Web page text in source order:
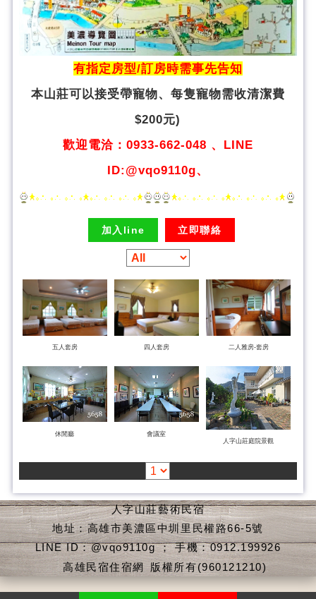
有指定房型/訂房時需事先告知
本山莊可以接受帶寵物、 每隻寵物需收清潔費
$200元)
歡迎電洽：0933-662-048 、LINE
ID:@vqo9110g、
加入line 立即聯絡
五人套房 四人套房 二人雅房-套房
休閒廳
會議室
人字山莊庭院景觀
人字山莊藝術民宿
地址：高雄市美濃區中圳里民權路66-5號
LINE ID：@vqo9110g ； 手機：0912.199926
高雄民宿住宿網 版權所有(960121210)